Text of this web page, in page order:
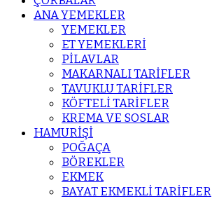
ANA YEMEKLER
YEMEKLER
ET YEMEKLERİ
PİLAVLAR
MAKARNALI TARİFLER
TAVUKLU TARİFLER
KÖFTELİ TARİFLER
KREMA VE SOSLAR
HAMURİŞİ
POĞAÇA
BÖREKLER
EKMEK
BAYAT EKMEKLİ TARİFLER